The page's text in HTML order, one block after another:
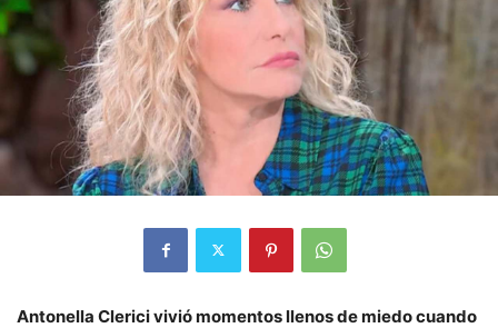
Antonella Clerici vivió momentos llenos de miedo cuando